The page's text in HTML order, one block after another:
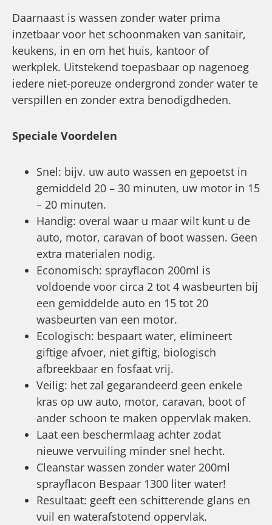
Daarnaast is wassen zonder water prima
inzetbaar voor het schoonmaken van sanitair,
keukens, in en om het huis, kantoor of
werkplek. Uitstekend toepasbaar op nagenoeg
iedere niet-poreuze ondergrond zonder water te
verspillen en zonder extra benodigdheden.
Speciale Voordelen
Snel: bijv. uw auto wassen en gepoetst in
gemiddeld 20 – 30 minuten, uw motor in 15
– 20 minuten.
Handig: overal waar u maar wilt kunt u de
auto, motor, caravan of boot wassen. Geen
extra materialen nodig.
Economisch: sprayflacon 200ml is
voldoende voor circa 2 tot 4 wasbeurten bij
een gemiddelde auto en 15 tot 20
wasbeurten van een motor.
Ecologisch: bespaart water, elimineert
giftige afvoer, niet giftig, biologisch
afbreekbaar en fosfaat vrij.
Veilig: het zal gegarandeerd geen enkele
kras op uw auto, motor, caravan, boot of
ander schoon te maken oppervlak maken.
Laat een beschermlaag achter zodat
nieuwe vervuiling minder snel hecht.
Cleanstar wassen zonder water 200ml
sprayflacon Bespaar 1300 liter water!
Resultaat: geeft een schitterende glans en
vuil en waterafstotend oppervlak.